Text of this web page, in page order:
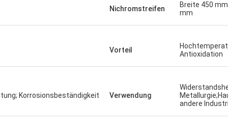
guter Preis - wir sind
Nichromstreifen
Breite 450
mm
Vorteil
Antioxidation
Korrosionsbeständigkeit Verwendung
andere